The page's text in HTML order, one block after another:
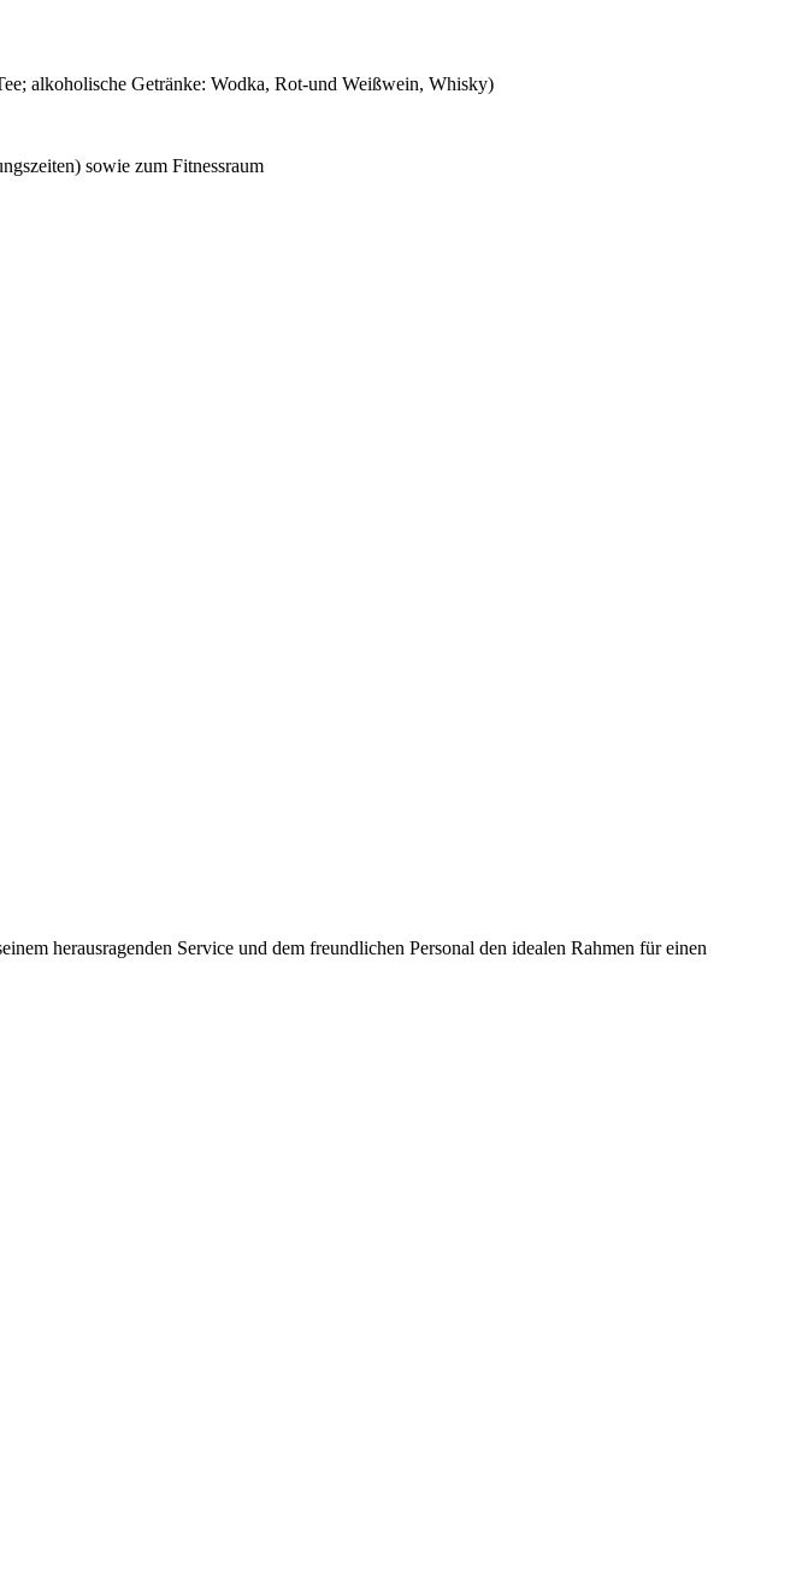
alkoholische Getränke: Wodka, Rot-und Weißwein, Whisky)
sowie zum Fitnessraum
herausragenden Service und dem freundlichen Personal den idealen Rahmen für einen